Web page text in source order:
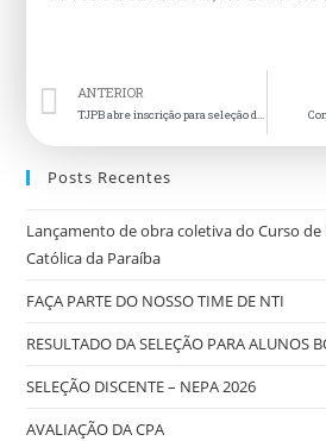
ANTERIOR
Posts Recentes
Lançamento de obra coletiva do Curso
Católica da Paraíba
FAÇA PARTE DO NOSSO TIME DE NTI
RESULTADO DA SELEÇÃO PARA ALUNOS
SELEÇÃO DISCENTE – NEPA 2026
AVALIAÇÃO DA CPA